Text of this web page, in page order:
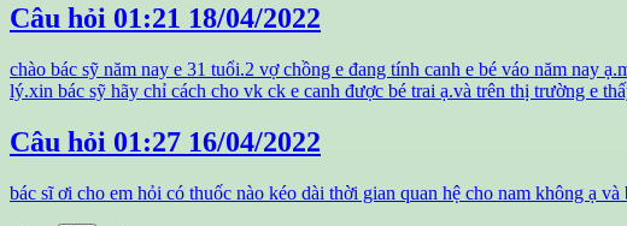
Câu hỏi 01:21 18/04/2022
chào bác sỹ năm nay e 31 tuổi.2 vợ chồng e đang tính canh e bé váo năm nay
lý.xin bác sỹ hãy chỉ cách cho vk ck e canh được bé trai ạ.và trên thị trường e
Câu hỏi 01:27 16/04/2022
bác sĩ ơi cho em hỏi có thuốc nào kéo dài thời gian quan hệ cho nam không ạ